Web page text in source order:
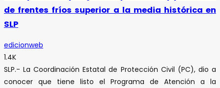
de frentes fríos superior a la media histórica en
SLP
edicionweb
1.4K
SLP.- La Coordinación Estatal de Protección Civil (PC), dio a
conocer que tiene listo el Programa de Atención a la